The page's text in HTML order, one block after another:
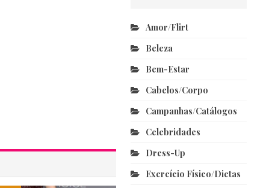
Amor/flirt
Beleza
Bem-Estar
Cabelos/corpo
Campanhas/catálogos
Celebridades
Dress-Up
Exercício Físico/dietas